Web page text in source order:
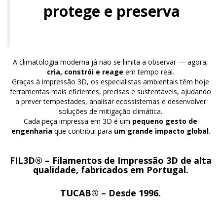
protege e preserva
A climatologia moderna já não se limita a observar — agora,
cria, constrói e reage em tempo real.
Graças à impressão 3D, os especialistas ambientais têm hoje
ferramentas mais eficientes, precisas e sustentáveis, ajudando
a prever tempestades, analisar ecossistemas e desenvolver
soluções de mitigação climática.
Cada peça impressa em 3D é um pequeno gesto de
engenharia que contribui para um grande impacto global.
FIL3D® – Filamentos de Impressão 3D de alta
qualidade, fabricados em Portugal.
TUCAB® – Desde 1996.